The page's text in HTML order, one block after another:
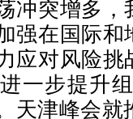
冲突增多
强在国际
应对风险
一步提升
天津峰会